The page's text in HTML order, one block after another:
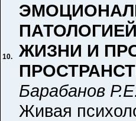
10.
ЖИЗНИ И
Барабанов
Живая